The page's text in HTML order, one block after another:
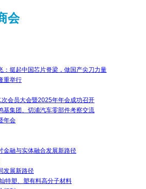
会
：挺起中国芯片脊梁，做国产尖刀力量
重举行
次会员大会暨2025年年会成功召开
基集团、切浦汽车零部件考察交流
年会
金融与实体融合发展新路径
发展新路径
特塑、塑有料高分子材料